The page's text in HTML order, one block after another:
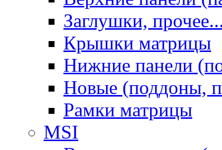
Заглушки,
Крышки матрицы
Нижние панели
Новые (поддоны,
Рамки матрицы
MSI